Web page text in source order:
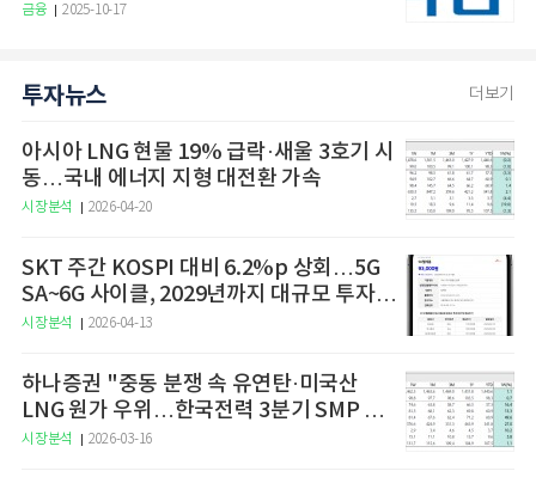
금융 2025-10-17
투자뉴스 더보기
아시아 LNG 현물 19% 급락·새울 3호기 시
동…국내 에너지 지형 대전환 가속
시장분석 2026-04-20
SKT 주간 KOSPI 대비 6.2%p 상회…5G
SA~6G 사이클, 2029년까지 대규모 투자
예고
시장분석 2026-04-13
하나증권 "중동 분쟁 속 유연탄·미국산
LNG 원가 우위…한국전력 3분기 SMP 상
승 전망"
시장분석 2026-03-16